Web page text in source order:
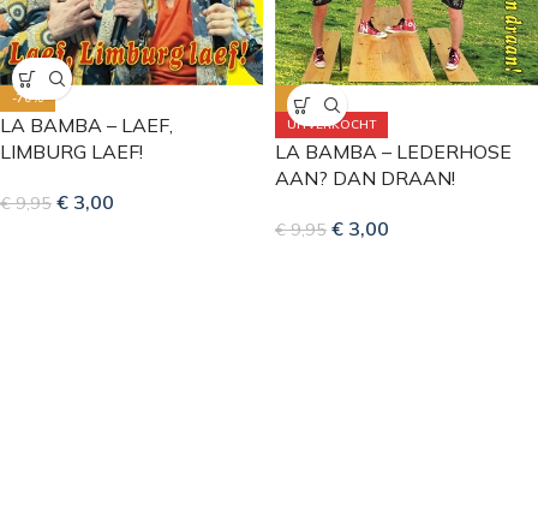
-70%
LA BAMBA – LAEF,
LIMBURG LAEF!
€9,95 € 3,00
-70%
UITVERKOCHT
LA BAMBA – LEDERHOSE
AAN? DAN DRAAN!
€9,95 € 3,00